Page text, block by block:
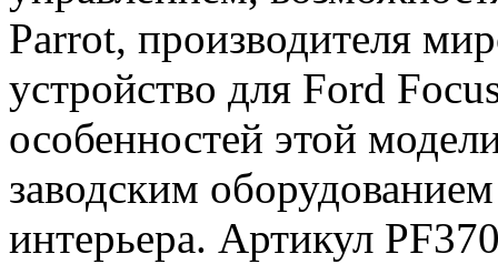
Parrot, производителя
устройство для Ford
особенностей этой
заводским
интерьера. Артикул